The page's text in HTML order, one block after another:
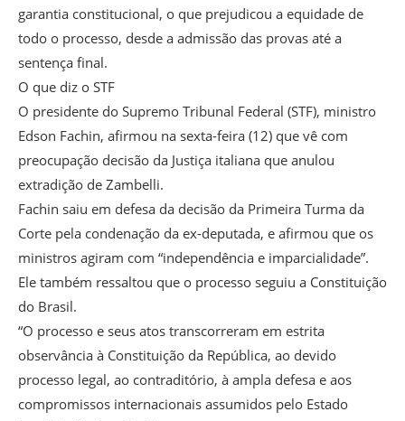
garantia constitucional, o que prejudicou a equidade de
todo o processo, desde a admissão das provas até a
sentença final.
O que diz o STF
O presidente do Supremo Tribunal Federal (STF), ministro
Edson Fachin, afirmou na sexta-feira (12) que vê com
preocupação decisão da Justiça italiana que anulou
extradição de Zambelli.
Fachin saiu em defesa da decisão da Primeira Turma da
Corte pela condenação da ex-deputada, e afirmou que os
ministros agiram com “independência e imparcialidade”.
Ele também ressaltou que o processo seguiu a Constituição
do Brasil.
“O processo e seus atos transcorreram em estrita
observância à Constituição da República, ao devido
processo legal, ao contraditório, à ampla defesa e aos
compromissos internacionais assumidos pelo Estado